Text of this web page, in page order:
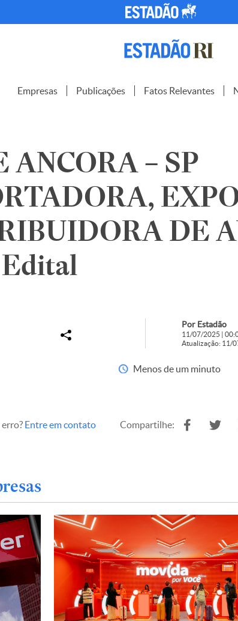
Empresas Publicações Fatos Relevantes
ANCORA – SP
DE
Por Estadão
11/07/2025 |
Atualização: 11/
Menos de um minuto
Entre em contato Compartilhe: